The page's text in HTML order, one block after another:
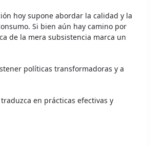
hoy supone abordar la calidad y la
Si bien aún hay camino por
de la mera subsistencia marca un
políticas transformadoras y a
en prácticas efectivas y